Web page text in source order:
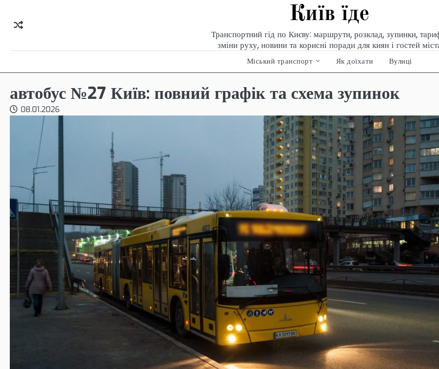
content
Київ їде
Транспортний гід по Києву: маршрути, розклад, зупинки,
зміни руху, новини та корисні поради для киян і гостей
Міський транспорт Як доїхати Вулиці
автобус №27 Київ: повний графік та схема зупинок
08.01.2026